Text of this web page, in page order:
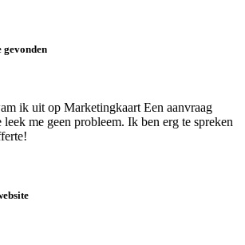
gevonden
ik uit op Marketingkaart Een aanvraag
me geen probleem. Ik ben erg te spreken